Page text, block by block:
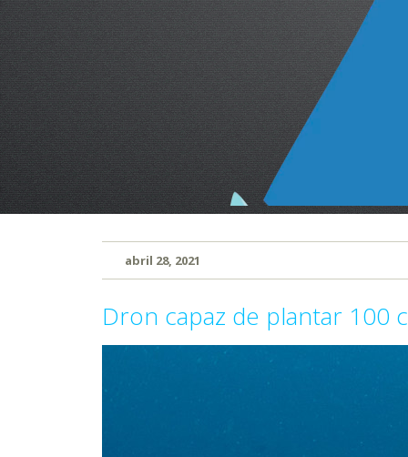
abril 28, 2021
Dron capaz de plantar 100